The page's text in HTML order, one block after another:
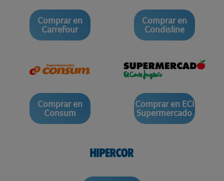
Comprar en
Carrefour
Comprar en
Condisline
Comprar en
Consum
Comprar en ECI
Supermercado